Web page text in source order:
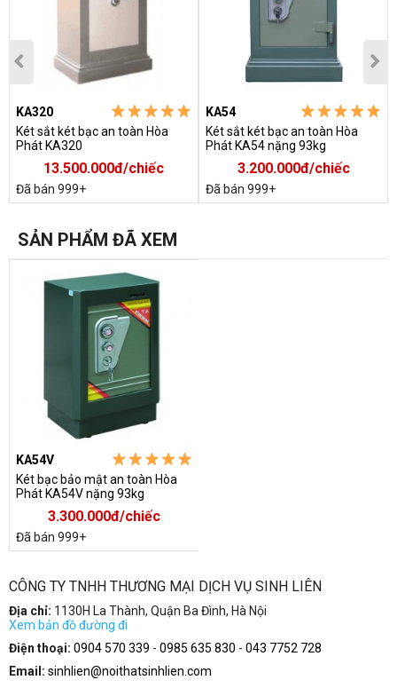
KA320
Két sắt két bạc an toàn Hòa
Phát KA320
13.500.000đ/chiếc
Đã bán 999+
KA54
Két sắt két bạc an toàn Hòa
Phát KA54 nặng 93kg
3.200.000đ/chiếc
Đã bán 999+
SẢN PHẨM ĐÃ XEM
KA54V
Két bạc bảo mật an toàn Hòa
Phát KA54V nặng 93kg
3.300.000đ/chiếc
Đã bán 999+
CÔNG TY TNHH THƯƠNG MẠI DỊCH VỤ SINH LIÊN
Địa chỉ: 1130H La Thành, Quận Ba Đình, Hà Nội
Xem bản đồ đường đi
Điện thoại: 0904 570 339 - 0985 635 830 - 043 7752 728
Email: sinhlien@noithatsinhlien.com